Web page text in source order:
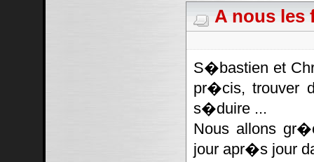
A nous les
S�bastien et
pr�cis, trouver
s�duire ...
Nous allons
jour apr�s jour